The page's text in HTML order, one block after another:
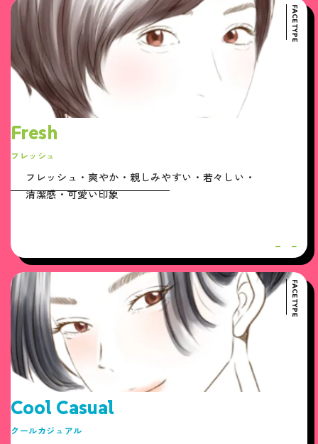
Fresh
フレッシュ
フレッシュ・爽やか・親しみやすい・若々しい・
清潔感・可愛い印象
FACE TYPE
Cool Casual
クールカジュアル
FACE TYPE